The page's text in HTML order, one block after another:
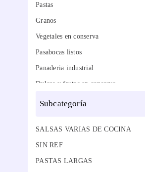
30
20
OTRAS ESPECIAS
CONDIMENTOS
OTRAS CONSERVAS
MAZORQUITAS ENTERAS
LECHE DE COCO
ARROZ PREMIUM
Pastas
Granos
Vegetales en conserva
Pasabocas listos
Panaderia industrial
Dulces y frutas en conserva
Desechables blancos
Bebidas linea saludable
Aceites
subcategoría
SALSAS VARIAS DE COCINA
SIN REF
PASTAS LARGAS